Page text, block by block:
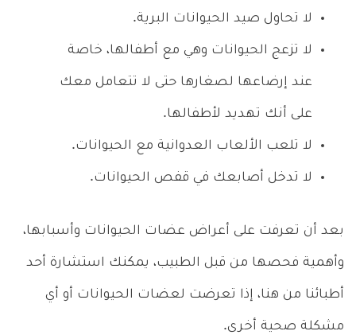
لا تحاول صيد الحيوانات البرية.
لا تزعج الحيوانات وهي مع أطفالها، خاصة
عند إرضاعها لصغارها حتى لا تتعامل معك
على أنك تهديد لأطفالها.
لا تلعب الألعاب العدوانية مع الحيوانات.
لا تدخل أصابعك في قفص الحيوانات.
بعد أن تعرفت على أعراض عضات الحيوانات وأسبابها،
وأهمية فحصها من قبل الطبيب، يمكنك استشارة أحد
أطبائنا من هنا، إذا تعرضت لعضات الحيوانات أو أي
مشكلة صحية أخرى.